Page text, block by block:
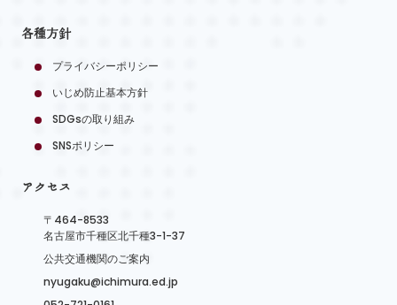
各種方針
プライバシーポリシー
いじめ防止基本方針
SDGsの取り組み
SNSポリシー
アクセス
〒464-8533
名古屋市千種区北千種3-1-37
公共交通機関のご案内
nyugaku@ichimura.ed.jp